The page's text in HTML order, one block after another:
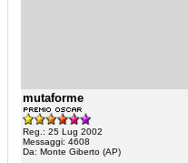
mutaforme
Reg.: 25 Lug 2002
Messaggi: 4608
Da: Monte Giberto (AP)